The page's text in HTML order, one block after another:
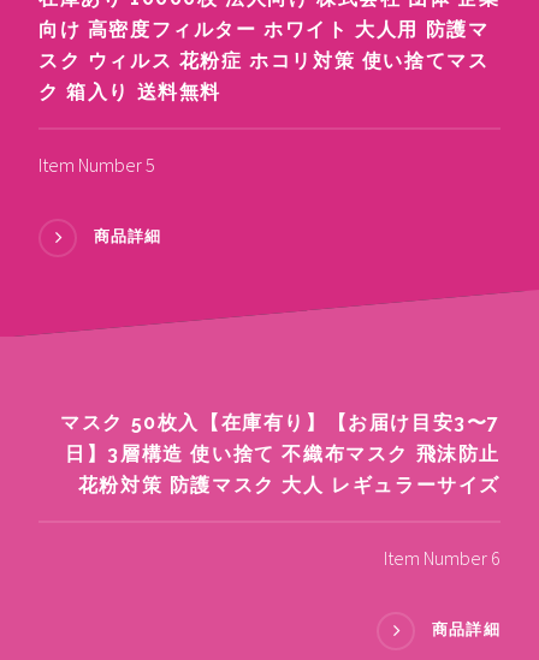
向け 高密度フィルター ホワイト 大人用 防護マ
スク ウィルス 花粉症 ホコリ対策 使い捨てマス
ク 箱入り 送料無料
Item Number 5
商品詳細
マスク 50枚入【在庫有り】【お届け目安3〜7
日】3層構造 使い捨て 不織布マスク 飛沫防止
花粉対策 防護マスク 大人 レギュラーサイズ
Item Number 6
商品詳細